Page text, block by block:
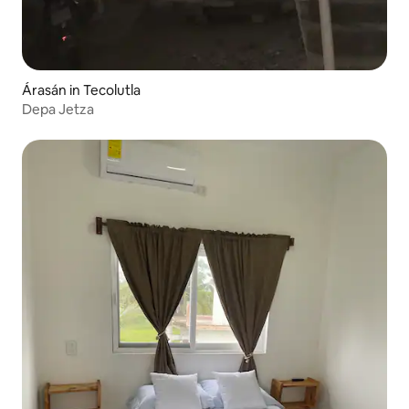
Árasán in Tecolutla
Depa Jetza